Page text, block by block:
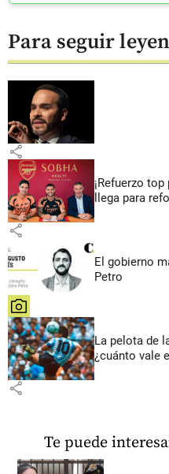
Para seguir
share
¡Refuerzo
llega para
share
El gobierno
Petro
share
La pelota de
¿cuánto vale
share
Te puede